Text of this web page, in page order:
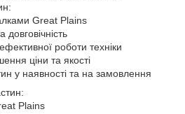
Great Plains
довговічність
роботи техніки
ціни та якості
у наявності та на замовлення
Plains